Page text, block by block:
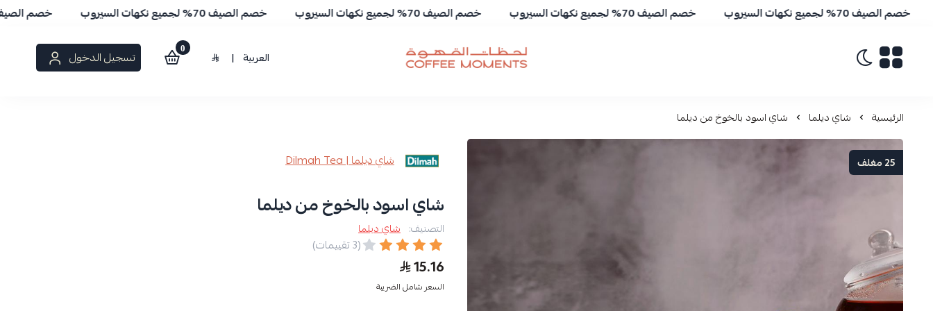
70% لجميع نكهات السيروب خصم الصيف 70% لجميع نكهات السيروب خصم الصيف 70% لجميع نكهات السيروب خصم الصيف 70% لجميع نكهات السيروب خصم الصيف 70% لجميع نكهات السيروب
تبديل الوضع الداكن لحظات القهوة | Coffee Moments العربية |
0
تسجيل الدخول
الرئيسية شاي ديلما شاي اسود بالخوخ من ديلما
25 مغلف شاي ديلما | Dilmah Tea
شاي اسود بالخوخ من ديلما
التصنيف: شاي ديلما
(3 تقييمات)
15.16
السعر شامل الضريبة